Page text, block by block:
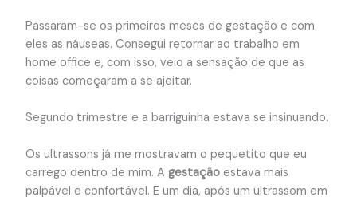
Passaram-se os primeiros meses de gestação e com
eles as náuseas. Consegui retornar ao trabalho em
home office e, com isso, veio a sensação de que as
coisas começaram a se ajeitar.
Segundo trimestre e a barriguinha estava se insinuando.
Os ultrassons já me mostravam o pequetito que eu
carrego dentro de mim. A gestaçãoestava mais
palpável e confortável. E um dia, após um ultrassom em